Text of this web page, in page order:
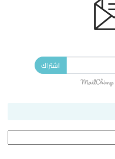
اشتراك